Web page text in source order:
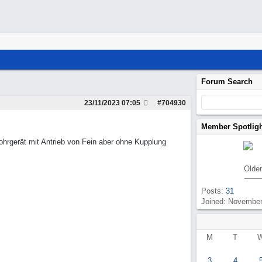
#704930
23/11/2023 07:05
mit Antrieb von Fein aber ohne Kupplung
Forum Search
Member
Posts: 31
Joined:
M T